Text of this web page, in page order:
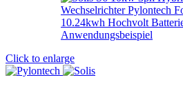
Click to enlarge